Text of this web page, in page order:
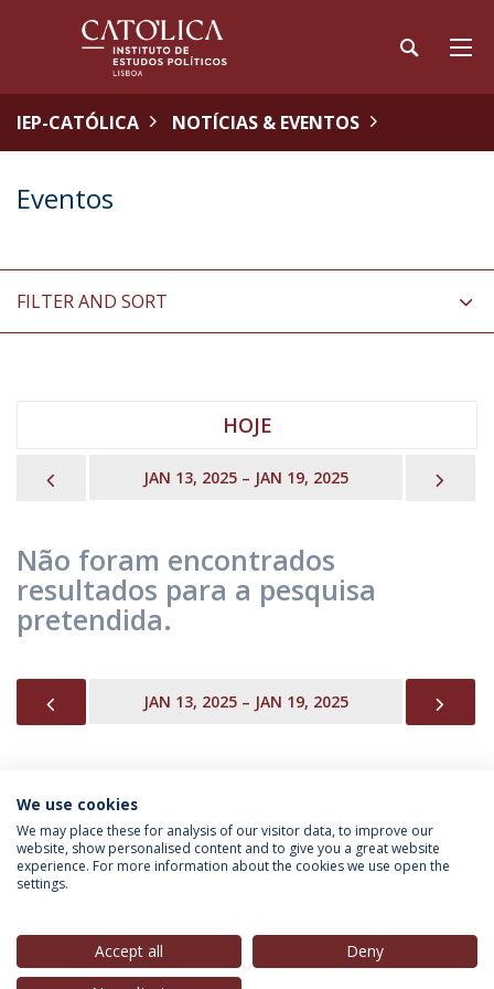
IEP-CATÓLICA NOTÍCIAS & EVENTOS
Eventos
FILTER AND SORT
HOJE
PREVIOUSJAN 13, 2025 – JAN 19, 2025
Não foram encontrados
resultados para a pesquisa
pretendida.
PREVIOUSJAN 13, 2025 – JAN 19, 2025
INFORMAÇÃO PARA
We use cookies
We may place these for analysis of our visitor data, to improve our
website, show personalised content and to give you a great website
experience. For more information about the cookies we use open the
settings.
Accept all
Deny